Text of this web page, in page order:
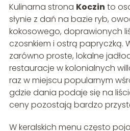
Kulinarna strona Koczin to
słynie z dań na bazie ryb,
kokosowego, doprawionych
czosnkiem i ostrą papryczką.
zarówno proste, lokalne
restauracje w kolonialnych
raz w miejscu popularnym
gdzie dania podaje się na
ceny pozostają bardzo
W keralskich menu często